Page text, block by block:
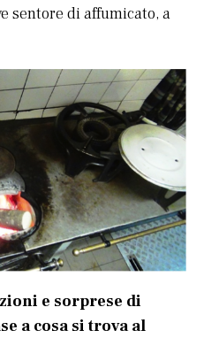
sentore di affumicato, a
e sorprese di
a cosa si trova al